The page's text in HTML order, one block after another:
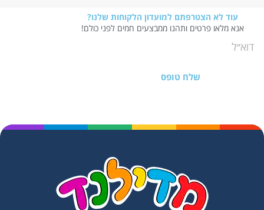
עוד לא הצטרפתם למועדון הלקוחות שלנו?
אנא מלאו פרטים ותהנו ממבצעים חמים לפני כולם!
שלח טופס